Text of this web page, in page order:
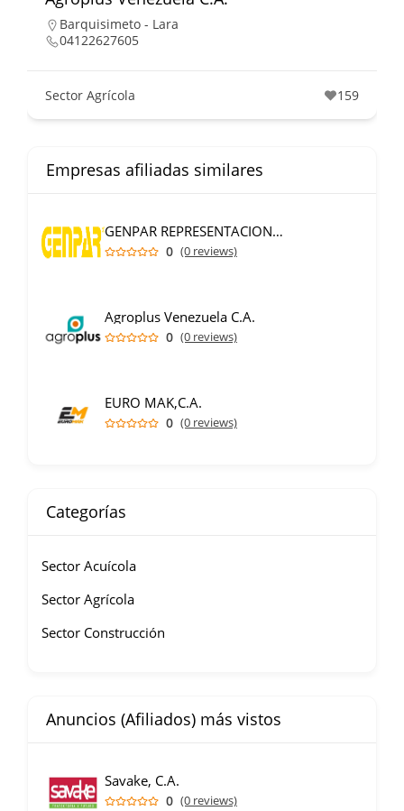
Barquisimeto - Lara
04122627605
Sector Agrícola 159
Empresas afiliadas similares
GENPAR REPRESENTACIONES C.A.
0 (0 reviews)
Agroplus Venezuela C.A.
0 (0 reviews)
EURO MAK,C.A.
0 (0 reviews)
Categorías
Sector Acuícola
Sector Agrícola
Sector Construcción
Anuncios (Afiliados) más vistos
Savake, C.A.
0 (0 reviews)